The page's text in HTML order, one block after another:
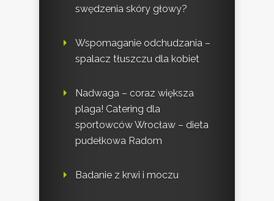
swędzenia skóry głowy?
Wspomaganie odchudzania –
spalacz tłuszczu dla kobiet
Nadwaga – coraz większa
plaga! Catering dla
sportowców Wrocław – dieta
pudełkowa Radom
Badanie z krwi i moczu